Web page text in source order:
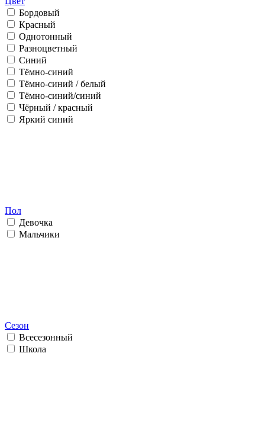
Бордовый
Красный
Однотонный
Разноцветный
Синий
Тёмно-синий
Тёмно-синий / белый
Тёмно-синий/синий
Чёрный / красный
Яркий синий
Пол
Девочка
Мальчики
Сезон
Всесезонный
Школа